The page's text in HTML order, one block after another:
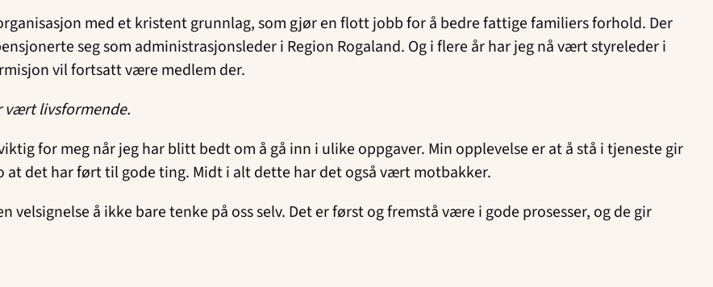
med et kristent grunnlag, som gjør en flott jobb for å bedre fattige familiers forhold. Der
seg som administrasjonsleder i Region Rogaland. Og i flere år har jeg nå vært styreleder i
vil fortsatt være medlem der.
vært livsformende.
for meg når jeg har blitt bedt om å gå inn i ulike oppgaver. Min opplevelse er at å stå i tjeneste gir
at det har ført til gode ting. Midt i alt dette har det også vært motbakker.
å ikke bare tenke på oss selv. Det er først og fremstå være i gode prosesser, og de gir